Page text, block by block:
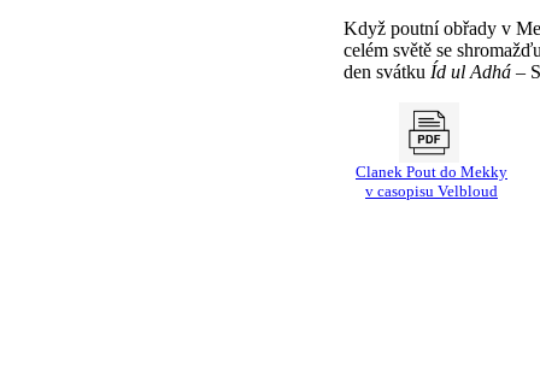
Když poutní obřady v
celém světě se
den svátku Íd ul Adhá–
Clanek Pout do Mekky
v casopisu Velbloud